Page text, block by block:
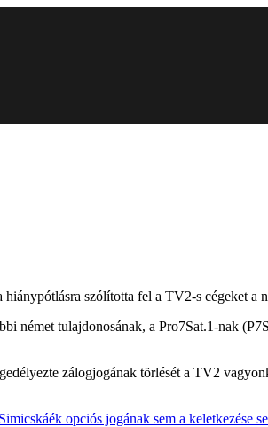
hiánypótlásra szólította fel a TV2-s cégeket a
tulajdonosának, a Pro7Sat.1-nak
zálogjogának törlését a TV2
Simicskáék opciós jogának sem a keletkezése